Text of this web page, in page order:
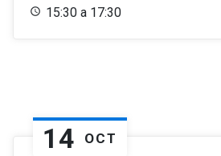
15:30 a 17:30
14 OCT